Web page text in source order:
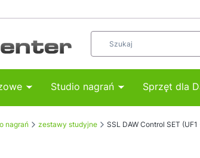
Studio nagrań Sprzęt dla
nagrań zestawy studyjne SSL DAW Control SET (UF1